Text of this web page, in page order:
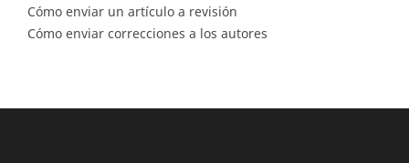
Cómo enviar un artículo a revisión
Cómo enviar correcciones a los autores